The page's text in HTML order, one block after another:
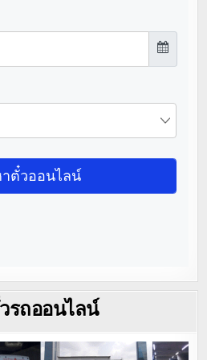
รถออนไลน์